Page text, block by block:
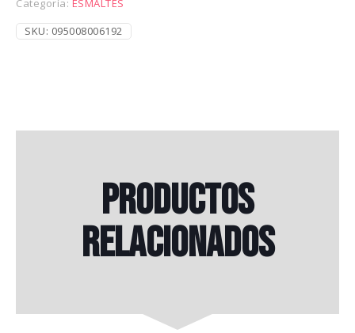
Categoría: ESMALTES
SKU: 095008006192
Productos
relacionados